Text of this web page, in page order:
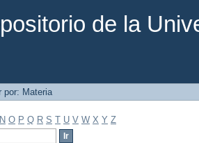
de la
por: Materia
N O P Q R S T U V W X Y Z